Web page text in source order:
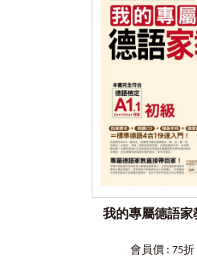
本書各章節皆有符合主題之單字
話，邀請西籍老師錄製對話MP3
熟悉西語。就算遇到西班牙人，
每章節皆有符合主題的會話，讀
要是一時唸不出來也沒關係！讀
整音檔倍速，調整出最適合自己
★本書未附CD，未提供光碟燒錄
「VRP虛擬點讀筆」聽取！
除了聽跟說以外，本書作者依照
驗，整理出西語中最常被使用在
廣播上的單字及數字用法，讀者
我的專屬德語家
會員價 : 75折